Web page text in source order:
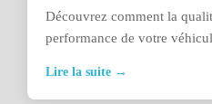
Découvrez comment la
performance de votre
Lire la suite →